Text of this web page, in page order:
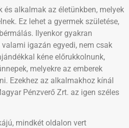
és alkalmak az életünkben, melyek
Ez lehet a gyermek születése,
Ilyenkor gyakran
igazán egyedi, nem csak
kéne előrukkolnunk,
melyekre az emberek
Ezekhez az alkalmakhoz kínál
Pénzverő Zrt. az igen széles
mindkét oldalon vert